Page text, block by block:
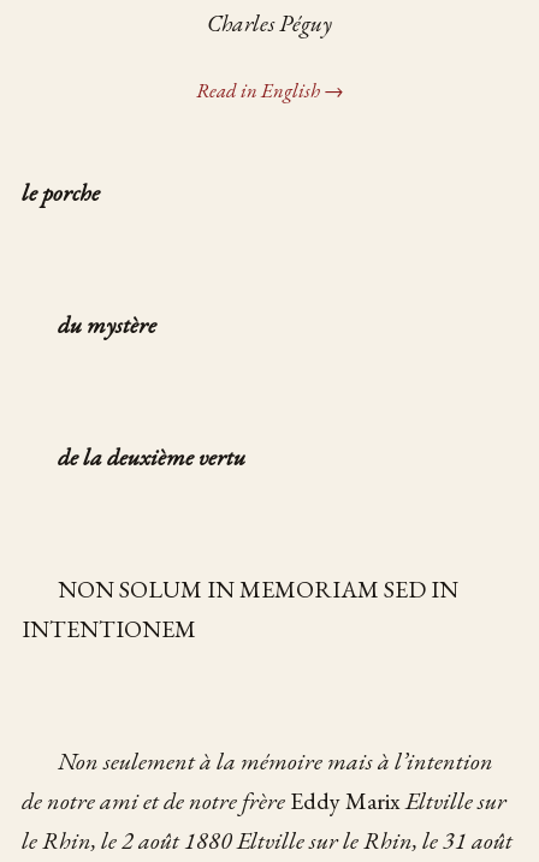
Charles Péguy
Read in English →
le porche
du mystère
de la deuxième vertu
NON SOLUM IN MEMORIAM SED IN
INTENTIONEM
Non seulement à la mémoiremais à l’intention
de notre ami et de notre frèreEddy MarixEltville sur
le Rhin, le 2 août 1880Eltville sur le Rhin, le 31 août